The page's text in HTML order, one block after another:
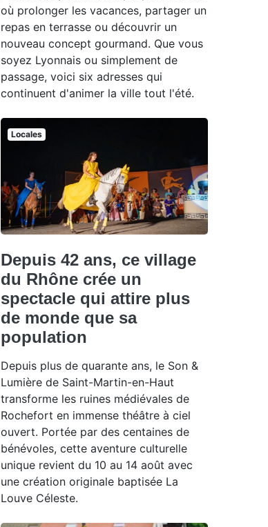
où prolonger les vacances, partager un
repas en terrasse ou découvrir un
nouveau concept gourmand. Que vous
soyez Lyonnais ou simplement de
passage, voici six adresses qui
continuent d'animer la ville tout l'été.
Locales
Depuis 42 ans, ce village
du Rhône crée un
spectacle qui attire plus
de monde que sa
population
Depuis plus de quarante ans, le Son &
Lumière de Saint-Martin-en-Haut
transforme les ruines médiévales de
Rochefort en immense théâtre à ciel
ouvert. Portée par des centaines de
bénévoles, cette aventure culturelle
unique revient du 10 au 14 août avec
une création originale baptisée La
Louve Céleste.